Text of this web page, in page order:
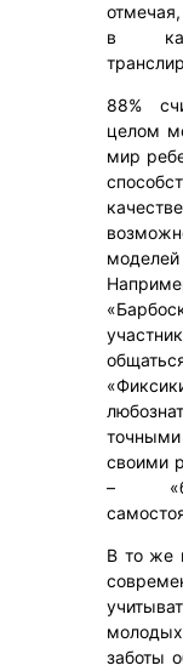
в
88%
целом
мир
точными
своими
–
В то же
заботы